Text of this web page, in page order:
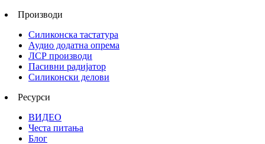
Производи
Силиконска тастатура
Аудио додатна опрема
ЛСР производи
Пасивни радијатор
Силиконски делови
Ресурси
ВИДЕО
Честа питања
Блог